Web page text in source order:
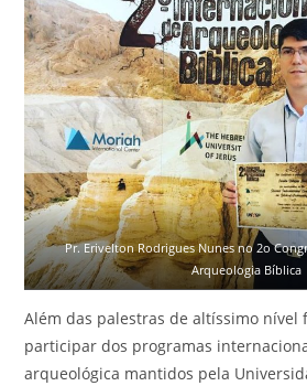
Pr. Erivelton Rodrigues Nunes no 2o
Arqueologia Bíblica
Além das palestras de altíssimo nível
participar dos programas
arqueológica mantidos pela